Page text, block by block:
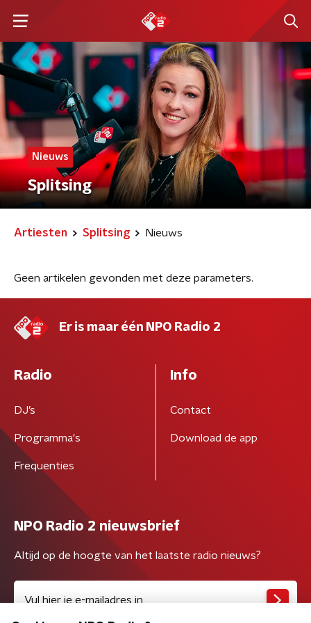
Nieuws
Splitsing
Artiesten Splitsing Nieuws
Geen artikelen gevonden met deze parameters.
Er is maar één NPO Radio 2
Radio
DJ’s
Programma's
Frequenties
Info
Contact
Download de app
NPO Radio 2 nieuwsbrief
Altijd op de hoogte van het laatste radio nieuws?